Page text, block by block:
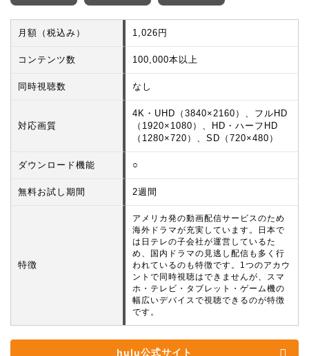
月額（税込み） 1,026円
コンテンツ数 100,000本以上
同時視聴数 なし
対応画質
4K・UHD（3840×2160）、フルHD
（1920×1080）、HD・ハーフHD
（1280×720）、SD（720×480）
ダウンロード機能 ○
無料お試し期間 2週間
特徴
アメリカ発の動画配信サービスのため
海外ドラマが充実しています。日本で
は日テレの子会社が運営しているた
め、国内ドラマの見逃し配信も多く行
われているのも特徴です。1つのアカウ
ントで同時視聴はできませんが、スマ
ホ・テレビ・タブレット・ゲーム機の
幅広いデバイスで視聴できるのが特徴
です。
hulu公式サイト